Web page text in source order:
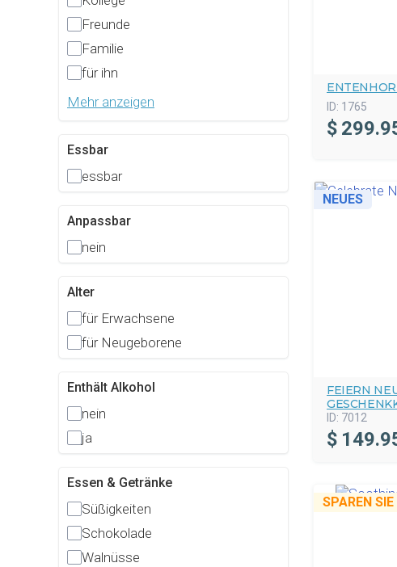
Freunde
Familie
für ihn
Mehr anzeigen
Essbar
essbar
Anpassbar
nein
Alter
für Erwachsene
für Neugeborene
Enthält Alkohol
nein
ja
Essen & Getränke
Süßigkeiten
Schokolade
Walnüsse
ID: 1765
$
NEUES
FEIERN
ID: 7012
$
SPAREN SIE